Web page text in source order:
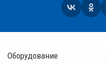
Оборудование